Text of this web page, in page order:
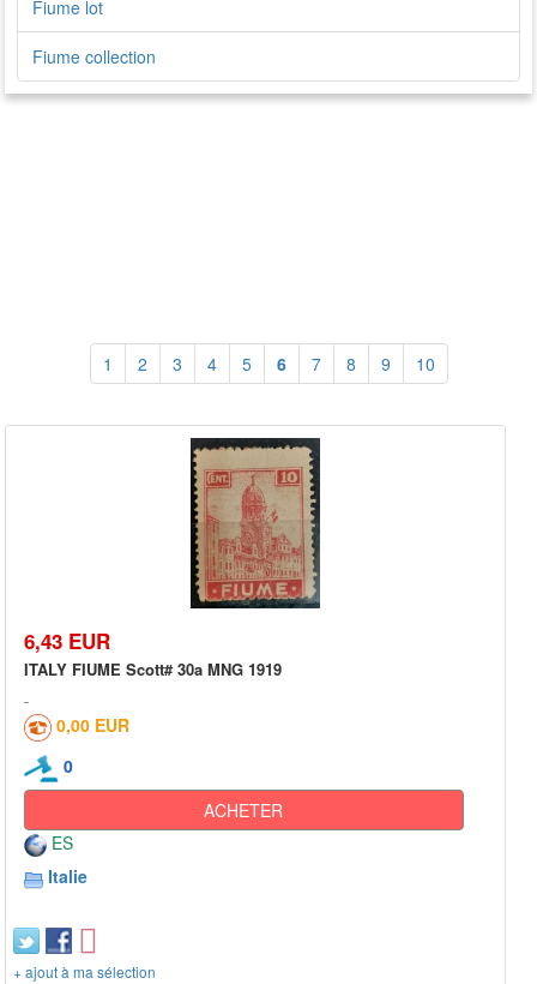
Fiume lot
Fiume collection
1 2 3 4 5 6 7 8 9 10
6,43 EUR
ITALY FIUME Scott# 30a MNG 1919
0,00 EUR
0
ACHETER
ES
Italie
+ ajout à ma sélection